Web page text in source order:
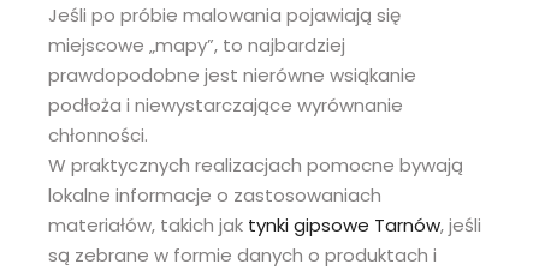
Jeśli po próbie malowania pojawiają się
miejscowe „mapy”, to najbardziej
prawdopodobne jest nierówne wsiąkanie
podłoża i niewystarczające wyrównanie
chłonności.
W praktycznych realizacjach pomocne bywają
lokalne informacje o zastosowaniach
materiałów, takich jak tynki gipsowe Tarnów, jeśli
są zebrane w formie danych o produktach i